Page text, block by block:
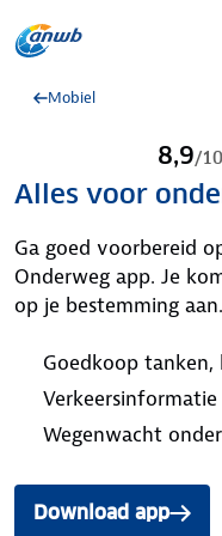
Mobiel
8,9/10
Alles voor
Ga goed voorbereid
Onderweg app. Je
op je bestemming aan.
Goedkoop tanken,
Wegenwacht
Download app